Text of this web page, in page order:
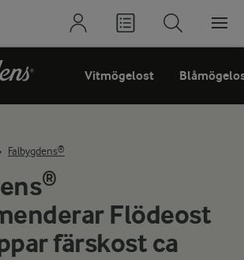
Vitmögelost
Falbygdens®
Flödeost
färskost ca